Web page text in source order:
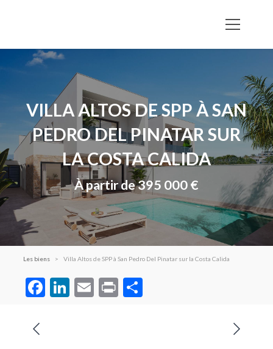
VILLA ALTOS DE SPP À SAN
PEDRO DEL PINATAR SUR
LA COSTA CALIDA
À partir de 395 000 €
Les biens Villa Altos de SPP à San Pedro Del Pinatar sur la Costa Calida
Facebook
LinkedIn
Email
Print